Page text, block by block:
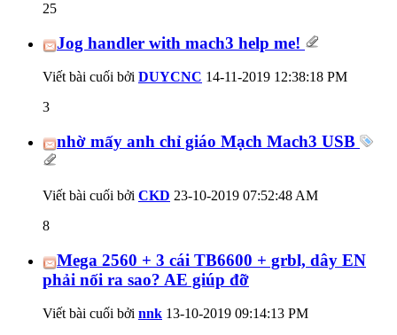
25
Jog handler with mach3 help me!
Viết bài cuối bởi DUYCNC 14-11-2019 12:38:18 PM
3
nhờ mấy anh chỉ giáo Mạch Mach3 USB
Viết bài cuối bởi CKD 23-10-2019 07:52:48 AM
8
Mega 2560 + 3 cái TB6600 + grbl, dây EN
phải nối ra sao? AE giúp đỡ
Viết bài cuối bởi nnk 13-10-2019 09:14:13 PM